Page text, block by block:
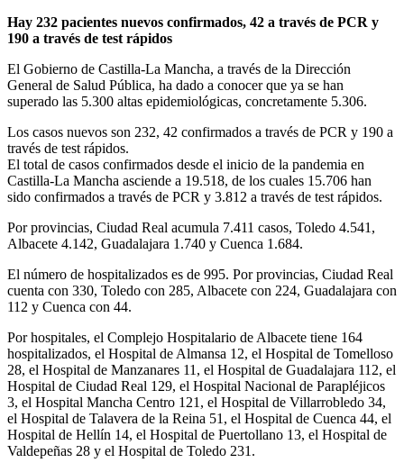
Hay 232 pacientes nuevos confirmados, 42 a través de PCR y
190 a través de test rápidos
El Gobierno de Castilla-La Mancha, a través de la Dirección
General de Salud Pública, ha dado a conocer que ya se han
superado las 5.300 altas epidemiológicas, concretamente 5.306.
Los casos nuevos son 232, 42 confirmados a través de PCR y 190 a
través de test rápidos.
El total de casos confirmados desde el inicio de la pandemia en
Castilla-La Mancha asciende a 19.518, de los cuales 15.706 han
sido confirmados a través de PCR y 3.812 a través de test rápidos.
Por provincias, Ciudad Real acumula 7.411 casos, Toledo 4.541,
Albacete 4.142, Guadalajara 1.740 y Cuenca 1.684.
El número de hospitalizados es de 995. Por provincias, Ciudad Real
cuenta con 330, Toledo con 285, Albacete con 224, Guadalajara con
112 y Cuenca con 44.
Por hospitales, el Complejo Hospitalario de Albacete tiene 164
hospitalizados, el Hospital de Almansa 12, el Hospital de Tomelloso
28, el Hospital de Manzanares 11, el Hospital de Guadalajara 112, el
Hospital de Ciudad Real 129, el Hospital Nacional de Parapléjicos
3, el Hospital Mancha Centro 121, el Hospital de Villarrobledo 34,
el Hospital de Talavera de la Reina 51, el Hospital de Cuenca 44, el
Hospital de Hellín 14, el Hospital de Puertollano 13, el Hospital de
Valdepeñas 28 y el Hospital de Toledo 231.